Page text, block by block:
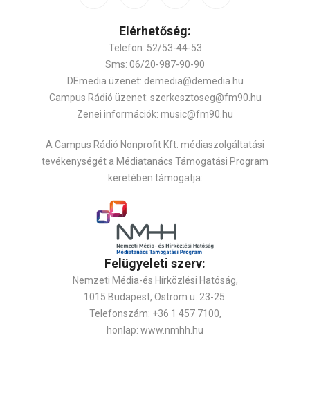
Elérhetőség:
Telefon: 52/53-44-53
Sms: 06/20-987-90-90
DEmedia üzenet: demedia@demedia.hu
Campus Rádió üzenet: szerkesztoseg@fm90.hu
Zenei információk: music@fm90.hu
A Campus Rádió Nonprofit Kft. médiaszolgáltatási
tevékenységét a Médiatanács Támogatási Program
keretében támogatja:
Felügyeleti szerv:
Nemzeti Média-és Hírközlési Hatóság,
1015 Budapest, Ostrom u. 23-25.
Telefonszám: +36 1 457 7100,
honlap: www.nmhh.hu